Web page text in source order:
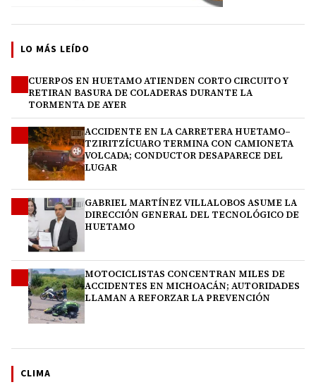
LO MÁS LEÍDO
CUERPOS EN HUETAMO ATIENDEN CORTO CIRCUITO Y
RETIRAN BASURA DE COLADERAS DURANTE LA
TORMENTA DE AYER
ACCIDENTE EN LA CARRETERA HUETAMO–
TZIRITZÍCUARO TERMINA CON CAMIONETA
VOLCADA; CONDUCTOR DESAPARECE DEL
LUGAR
GABRIEL MARTÍNEZ VILLALOBOS ASUME LA
DIRECCIÓN GENERAL DEL TECNOLÓGICO DE
HUETAMO
MOTOCICLISTAS CONCENTRAN MILES DE
ACCIDENTES EN MICHOACÁN; AUTORIDADES
LLAMAN A REFORZAR LA PREVENCIÓN
CLIMA